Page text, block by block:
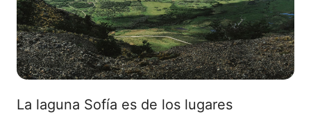
La laguna Sofía es de los lugares